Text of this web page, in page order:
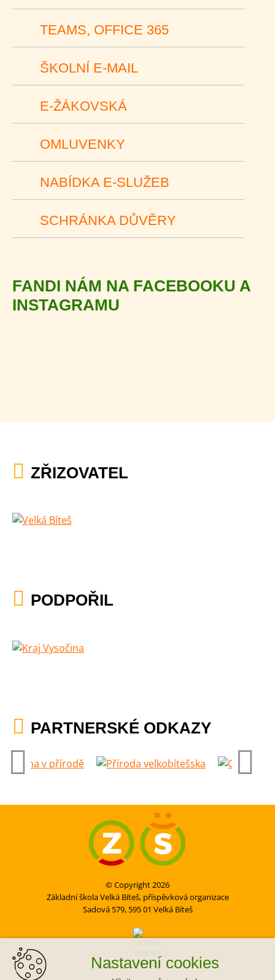
TEAMS, OFFICE 365
ŠKOLNÍ E-MAIL
E-ŽÁKOVSKÁ
OMLUVENKY
NABÍDKA E-SLUŽEB
SCHRÁNKA DŮVĚRY
FANDI NÁM NA FACEBOOKU A
INSTAGRAMU
ZŘIZOVATEL
PODPOŘIL
PARTNERSKÉ ODKAZY
© Copyright 2026
Základní škola Velká Bíteš, příspěvková organizace
Sadová 579, 595 01 Velká Bíteš
Nastavení cookies